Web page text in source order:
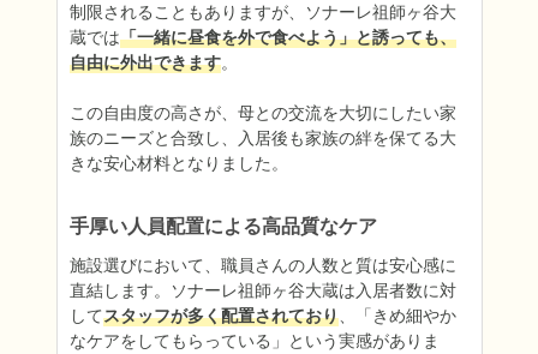
制限されることもありますが、ソナーレ祖師ヶ谷大
蔵では「一緒に昼食を外で食べよう」と誘っても、
自由に外出できます。
この自由度の高さが、母との交流を大切にしたい家
族のニーズと合致し、入居後も家族の絆を保てる大
きな安心材料となりました。
手厚い人員配置による高品質なケア
施設選びにおいて、職員さんの人数と質は安心感に
直結します。ソナーレ祖師ヶ谷大蔵は入居者数に対
してスタッフが多く配置されており、「きめ細やか
なケアをしてもらっている」という実感がありま